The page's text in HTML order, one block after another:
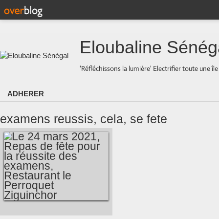
Eloubaline
'Réfléchissons la lumière' Electrifier toute une
ADHERER
examens reussis, cela, se fete